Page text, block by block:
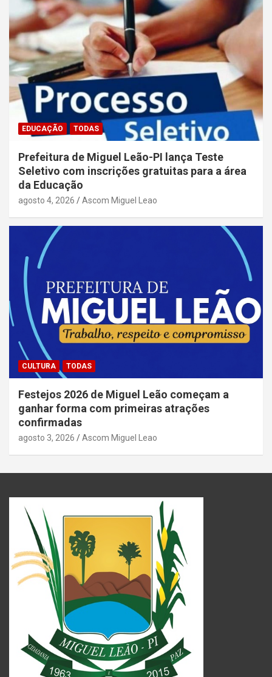
EDUCAÇÃO TODAS
Prefeitura de Miguel Leão-PI lança Teste
Seletivo com inscrições gratuitas para a área
da Educação
agosto 4, 2026 Ascom Miguel Leao
CULTURA TODAS
Festejos 2026 de Miguel Leão começam a
ganhar forma com primeiras atrações
confirmadas
agosto 3, 2026 Ascom Miguel Leao